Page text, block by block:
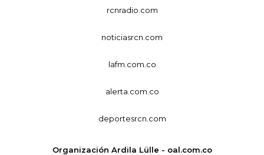
rcnradio.com
noticiasrcn.com
lafm.com.co
alerta.com.co
deportesrcn.com
Organización Ardila Lülle - oal.com.co